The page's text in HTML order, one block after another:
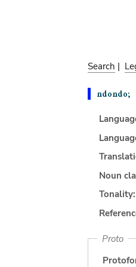
Search |
Noun
Tonality:
Proto